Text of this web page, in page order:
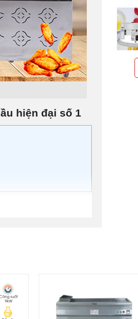
hiện đại số 1
Tại đây, dầu ăn sẽ được